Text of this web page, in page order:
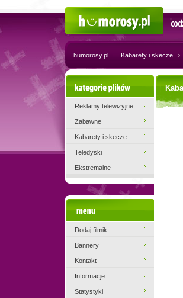
humorosy.pl Kabarety i skecze
Kategorie plików
Reklamy telewizyjne
Zabawne
Kabarety i skecze
Teledyski
Ekstremalne
Dodaj filmik
Bannery
Kontakt
Informacje
Statystyki